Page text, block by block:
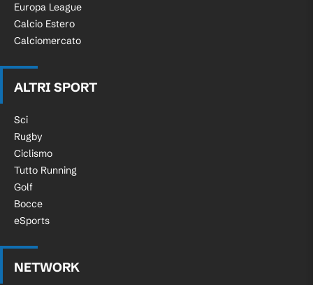
Europa League
Calcio Estero
Calciomercato
ALTRI SPORT
Sci
Rugby
Ciclismo
Tutto Running
Golf
Bocce
eSports
NETWORK